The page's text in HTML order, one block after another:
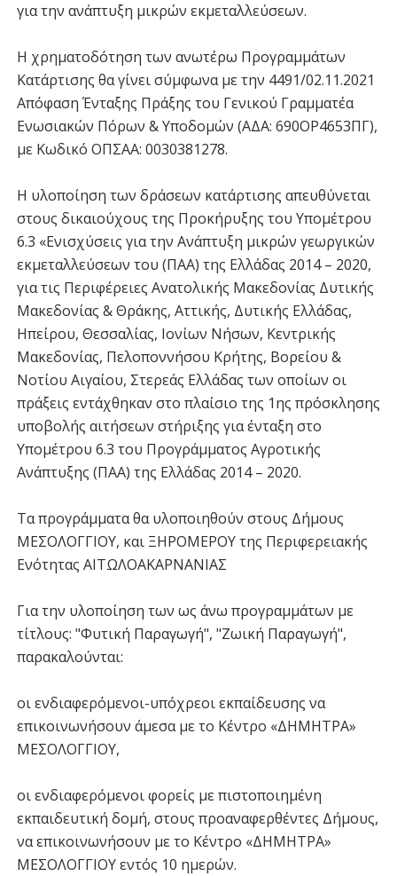
για την ανάπτυξη μικρών εκμεταλλεύσεων.
Η χρηματοδότηση των ανωτέρω Προγραμμάτων
Κατάρτισης θα γίνει σύμφωνα με την 4491/02.11.2021
Απόφαση Ένταξης Πράξης του Γενικού Γραμματέα
Ενωσιακών Πόρων & Υποδομών (ΑΔΑ: 690ΟP4653ΠΓ),
με Κωδικό ΟΠΣΑΑ: 0030381278.
Η υλοποίηση των δράσεων κατάρτισης απευθύνεται
στους δικαιούχους της Προκήρυξης του Υπομέτρου
6.3 «Ενισχύσεις για την Ανάπτυξη μικρών γεωργικών
εκμεταλλεύσεων του (ΠΑΑ) της Ελλάδας 2014 – 2020,
για τις Περιφέρειες Ανατολικής Μακεδονίας Δυτικής
Μακεδονίας & Θράκης, Αττικής, Δυτικής Ελλάδας,
Ηπείρου, Θεσσαλίας, Ιονίων Νήσων, Κεντρικής
Μακεδονίας, Πελοποννήσου Κρήτης, Βορείου &
Νοτίου Αιγαίου, Στερεάς Ελλάδας των οποίων οι
πράξεις εντάχθηκαν στο πλαίσιο της 1ης πρόσκλησης
υποβολής αιτήσεων στήριξης για ένταξη στο
Υπομέτρου 6.3 του Προγράμματος Αγροτικής
Ανάπτυξης (ΠΑΑ) της Ελλάδας 2014 – 2020.
Τα προγράμματα θα υλοποιηθούν στους Δήμους
ΜΕΣΟΛΟΓΓΙΟΥ, και ΞΗΡΟΜΕΡΟΥ της Περιφερειακής
Ενότητας ΑΙΤΩΛΟΑΚΑΡΝΑΝΙΑΣ
Για την υλοποίηση των ως άνω προγραμμάτων με
τίτλους: "Φυτική Παραγωγή", "Ζωική Παραγωγή",
παρακαλούνται:
οι ενδιαφερόμενοι-υπόχρεοι εκπαίδευσης να
επικοινωνήσουν άμεσα με το Κέντρο «ΔΗΜΗΤΡΑ»
ΜΕΣΟΛΟΓΓΙΟΥ,
οι ενδιαφερόμενοι φορείς με πιστοποιημένη
εκπαιδευτική δομή, στους προαναφερθέντες Δήμους,
να επικοινωνήσουν με το Κέντρο «ΔΗΜΗΤΡΑ»
ΜΕΣΟΛΟΓΓΙΟΥ εντός 10 ημερών.